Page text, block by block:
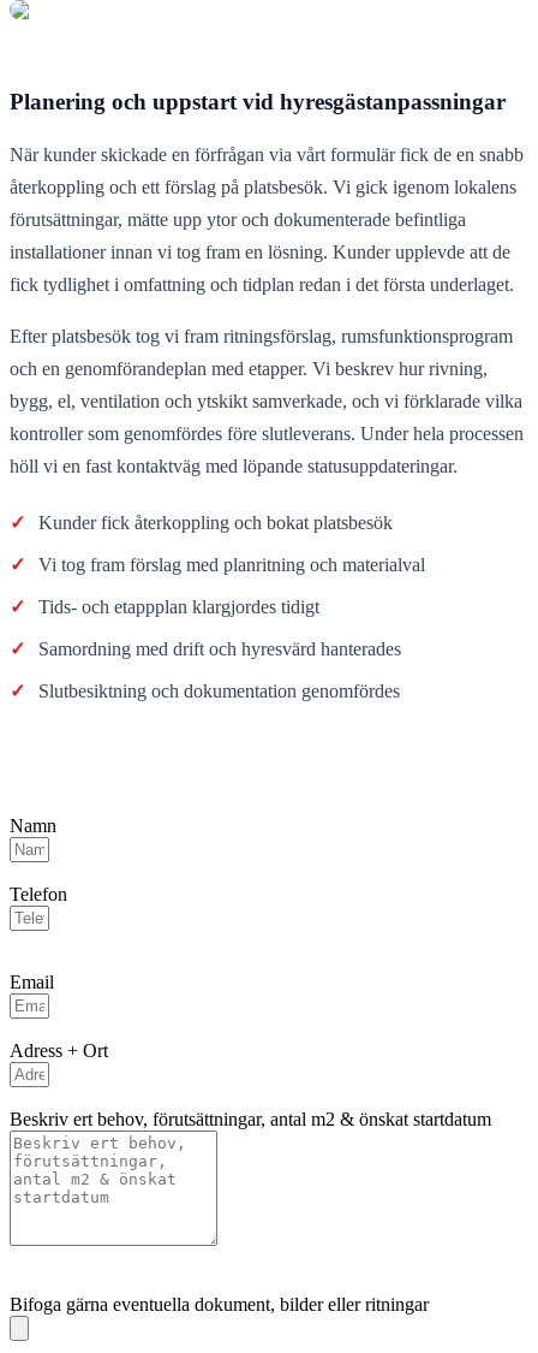
Planering och uppstart vid hyresgästanpassningar
När kunder skickade en förfrågan via vårt formulär fick de en snabb
återkoppling och ett förslag på platsbesök. Vi gick igenom lokalens
förutsättningar, mätte upp ytor och dokumenterade befintliga
installationer innan vi tog fram en lösning. Kunder upplevde att de
fick tydlighet i omfattning och tidplan redan i det första underlaget.
Efter platsbesök tog vi fram ritningsförslag, rumsfunktionsprogram
och en genomförandeplan med etapper. Vi beskrev hur rivning,
bygg, el, ventilation och ytskikt samverkade, och vi förklarade vilka
kontroller som genomfördes före slutleverans. Under hela processen
höll vi en fast kontaktväg med löpande statusuppdateringar.
✓ Kunder fick återkoppling och bokat platsbesök
✓ Vi tog fram förslag med planritning och materialval
✓ Tids- och etappplan klargjordes tidigt
✓ Samordning med drift och hyresvärd hanterades
✓ Slutbesiktning och dokumentation genomfördes
Namn
Telefon
Email
Adress + Ort
Beskriv ert behov, förutsättningar, antal m2 & önskat startdatum
Bifoga gärna eventuella dokument, bilder eller ritningar